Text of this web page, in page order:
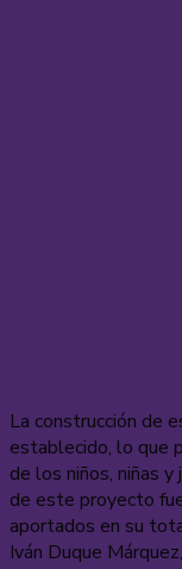
La construcción de
establecido, lo que
de los niños, niñas
de este proyecto
aportados en su
Iván Duque